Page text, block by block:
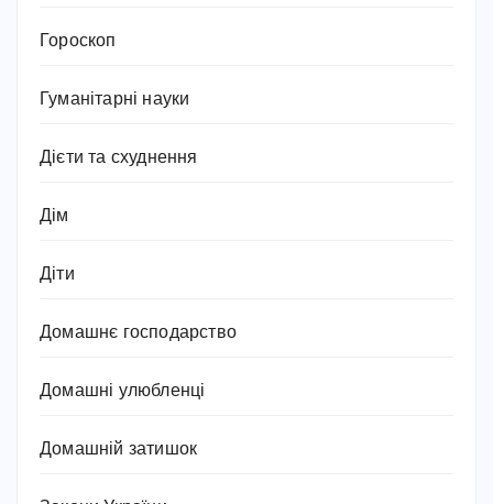
Гороскоп
Гуманітарні науки
Дієти та схуднення
Дім
Діти
Домашнє господарство
Домашні улюбленці
Домашній затишок